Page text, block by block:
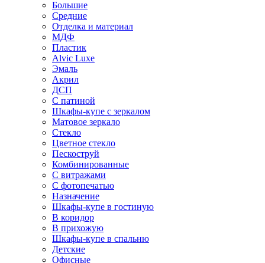
Большие
Средние
Отделка и материал
МДФ
Пластик
Alvic Luxe
Эмаль
Акрил
ДСП
С патиной
Шкафы-купе с зеркалом
Матовое зеркало
Стекло
Цветное стекло
Пескоструй
Комбинированные
С витражами
С фотопечатью
Назначение
Шкафы-купе в гостиную
В коридор
В прихожую
Шкафы-купе в спальню
Детские
Офисные